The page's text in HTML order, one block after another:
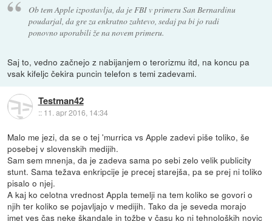
Ob tem Apple izpostavlja, da je FBI v primeru San Bernardinu
poudarjal, da gre za enkratno zahtevo, sedaj pa bi jo radi
ponovno uporabili že na novem primeru.
Saj to, vedno začnejo z nabijanjem o terorizmu itd, na koncu pa
vsak kifeljc čekira puncin telefon s temi zadevami.
Testman42
:: 11. apr 2016, 14:34
Malo me jezi, da se o tej 'murrica vs Apple zadevi piše toliko, še
posebej v slovenskih medijih.
Sam sem mnenja, da je zadeva sama po sebi zelo velik publicity
stunt. Sama težava enkripcije je precej starejša, pa se prej ni toliko
pisalo o njej.
A kaj ko celotna vrednost Appla temelji na tem koliko se govori o
njih ter koliko se pojavljajo v medijih. Tako da je seveda morajo
imet ves čas neke škandale in tožbe v času ko ni tehnoloških novic